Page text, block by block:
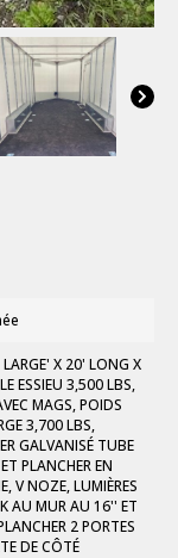
X 20' LONG X
ESSIEU 3,500 LBS,
MAGS, POIDS
3,700 LBS,
GALVANISÉ TUBE
PLANCHER EN
V NOZE, LUMIÈRES
AU MUR AU 16'' ET
2 PORTES
DE CÔTÉ